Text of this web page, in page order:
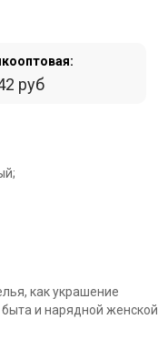
руб
как украшение
и нарядной женской